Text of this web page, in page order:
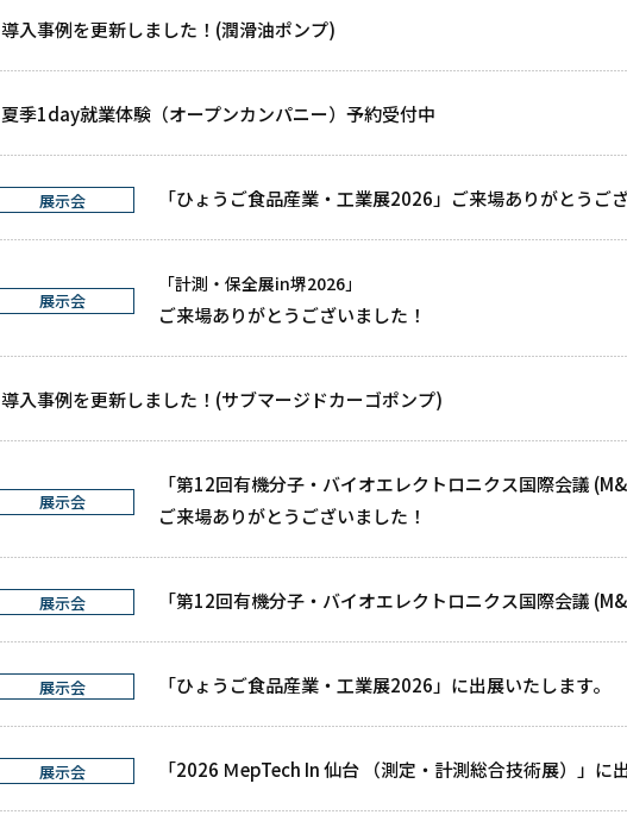
導入事例を更新しました！(潤滑油ポンプ)
夏季1day就業体験（オープンカンパニー）予約受付中
展示会 「ひょうご食品産業・工業展2026」ご来場ありがとうご
展示会
「計測・保全展in堺2026」
ご来場ありがとうございました！
導入事例を更新しました！(サブマージドカーゴポンプ)
展示会
「第12回有機分子・バイオエレクトロニクス国際会議
ご来場ありがとうございました！
展示会 「第12回有機分子・バイオエレクトロニクス国際会議
展示会 「ひょうご食品産業・工業展2026」に出展いたします。
展示会 「2026 ＭepTech In 仙台 （測定・計測総合技術展）」に